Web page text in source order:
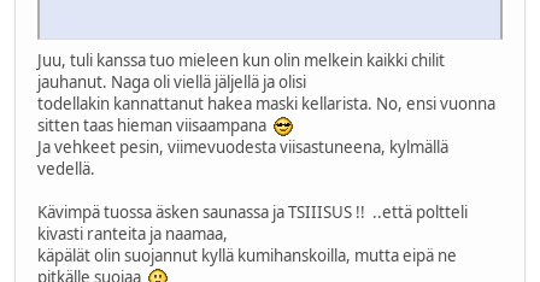
Juu, tuli kanssa tuo mieleen kun olin melkein kaikki chilit
jauhanut. Naga oli viellä jäljellä ja olisi
todellakin kannattanut hakea maski kellarista. No, ensi vuonna
sitten taas hieman viisaampana
Ja vehkeet pesin, viimevuodesta viisastuneena, kylmällä
vedellä.
Kävimpä tuossa äsken saunassa ja TSIIISUS !! ..että poltteli
kivasti ranteita ja naamaa,
käpälät olin suojannut kyllä kumihanskoilla, mutta eipä ne
pitkälle suojaa